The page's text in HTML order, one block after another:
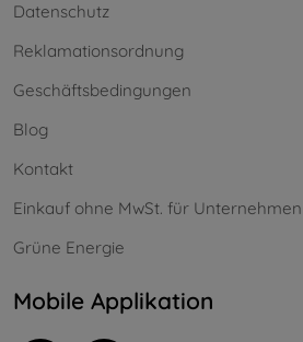
Datenschutz
Reklamationsordnung
Geschäftsbedingungen
Blog
Kontakt
Einkauf ohne MwSt. für Unternehmen
Grüne Energie
Mobile Applikation